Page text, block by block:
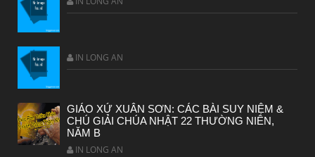
BÀI NỔI BẬT
HẠT GIỐNG TÂM HỒN
IN LONG AN
GIÁO XỨ XUÂN SƠN: CÁC BÀI SUY NIỆM &
CHÚ GIẢI CHÚA NHẬT 22 THƯỜNG NIÊN,
NĂM B
IN LONG AN